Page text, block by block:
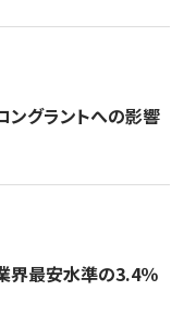
ングラントへの影響
界最安水準の3.4％